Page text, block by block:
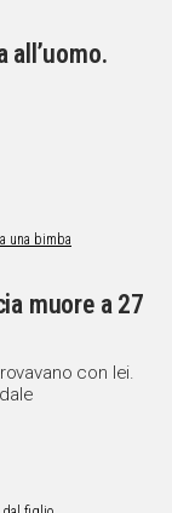
all’uomo.
muore a 27
con lei.